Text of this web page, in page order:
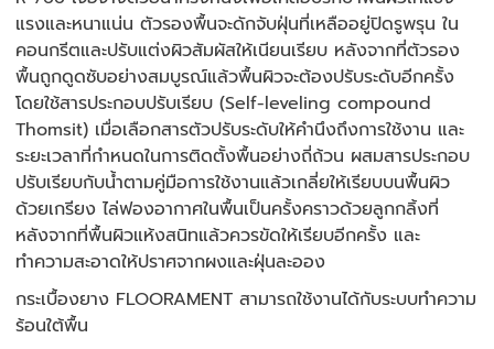
แรงและหนาแน่น ตัวรองพื้นจะดักจับฝุ่นที่เหลืออยู่ปิดรูพรุนใน
คอนกรีตและปรับแต่งผิวสัมผัสให้เนียนเรียบ หลังจากที่ตัวรอง
พื้นถูกดูดซับอย่างสมบูรณ์แล้วพื้นผิวจะต้องปรับระดับอีกครั้ง
โดยใช้สารประกอบปรับเรียบ (Self-leveling compound
Thomsit) เมื่อเลือกสารตัวปรับระดับให้คำนึงถึงการใช้งาน และ
ระยะเวลาที่กำหนดในการติดตั้งพื้นอย่างถี่ถ้วน ผสมสารประกอบ
ปรับเรียบกับน้ำตามคู่มือการใช้งานแล้วเกลี่ยให้เรียบบนพื้นผิว
ด้วยเกรียง ไล่ฟองอากาศในพื้นเป็นครั้งคราวด้วยลูกกลิ้งที่
หลังจากที่พื้นผิวแห้งสนิทแล้วควรขัดให้เรียบอีกครั้ง และ
ทำความสะอาดให้ปราศจากผงและฝุ่นละออง
กระเบื้องยาง FLOORAMENT สามารถใช้งานได้กับระบบทำความ
ร้อนใต้พื้น